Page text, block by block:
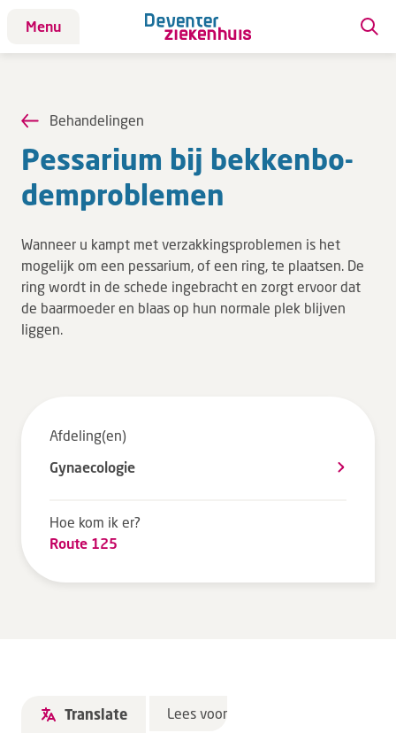
Menu
Patiënt
Afdelingen
Afspraak maken
Bloedafname
Kinderwebsite
Onderzoeken
Opname & ontslag
Uw gegevens
Bezoek
Behandelingen
Pes­sa­ri­um bij bek­ken­bo­
dem­pro­ble­men
Wanneer u kampt met verzakkingsproblemen is het
mogelijk om een pessarium, of een ring, te plaatsen. De
ring wordt in de schede ingebracht en zorgt ervoor dat
de baarmoeder en blaas op hun normale plek blijven
liggen.
Afdeling(en)
Gynaecologie
Hoe kom ik er?
Route 125
Translate Lees voor